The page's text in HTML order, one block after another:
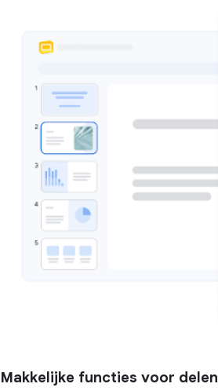
Makkelijke functies voor delen